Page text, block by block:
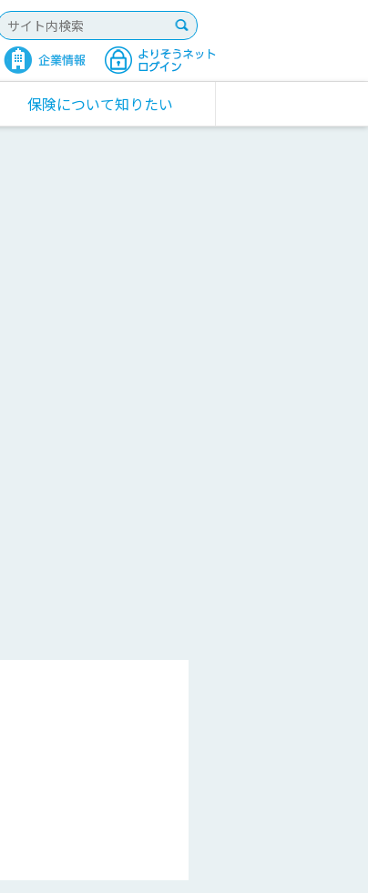
保険について知りたい